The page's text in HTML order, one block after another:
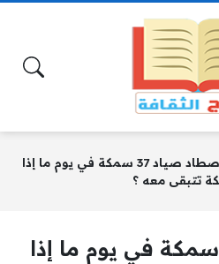
اصطاد صياد 37 سمكة في يوم ما إذا
اصطاد صياد 37 سمكة في يوم ما إذا